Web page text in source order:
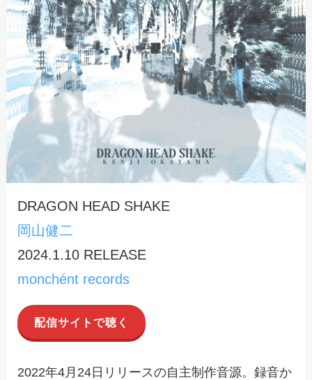
DRAGON HEAD SHAKE
岡山健二
2024.1.10 RELEASE
monchént records
配信サイトで聴く
2022年4月24日リリースの自主制作音源。録音か